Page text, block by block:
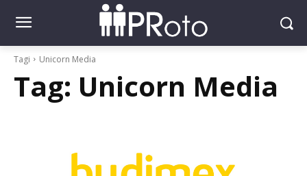
Tagi Unicorn Media
Tag: Unicorn Media